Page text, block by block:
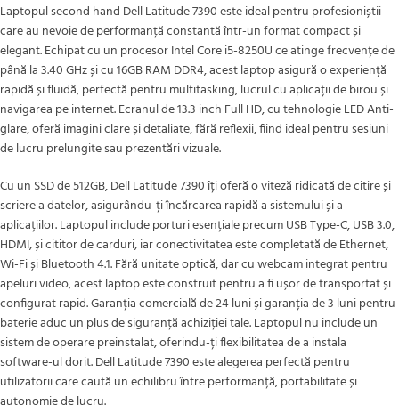
Laptopul second hand Dell Latitude 7390 este ideal pentru profesioniștii
care au nevoie de performanță constantă într-un format compact și
elegant. Echipat cu un procesor Intel Core i5-8250U ce atinge frecvențe de
până la 3.40 GHz și cu 16GB RAM DDR4, acest laptop asigură o experiență
rapidă și fluidă, perfectă pentru multitasking, lucrul cu aplicații de birou și
navigarea pe internet. Ecranul de 13.3 inch Full HD, cu tehnologie LED Anti-
glare, oferă imagini clare și detaliate, fără reflexii, fiind ideal pentru sesiuni
de lucru prelungite sau prezentări vizuale.
Cu un SSD de 512GB, Dell Latitude 7390 îți oferă o viteză ridicată de citire și
scriere a datelor, asigurându-ți încărcarea rapidă a sistemului și a
aplicațiilor. Laptopul include porturi esențiale precum USB Type-C, USB 3.0,
HDMI, și cititor de carduri, iar conectivitatea este completată de Ethernet,
Wi-Fi și Bluetooth 4.1. Fără unitate optică, dar cu webcam integrat pentru
apeluri video, acest laptop este construit pentru a fi ușor de transportat și
configurat rapid. Garanția comercială de 24 luni și garanția de 3 luni pentru
baterie aduc un plus de siguranță achiziției tale. Laptopul nu include un
sistem de operare preinstalat, oferindu-ți flexibilitatea de a instala
software-ul dorit. Dell Latitude 7390 este alegerea perfectă pentru
utilizatorii care caută un echilibru între performanță, portabilitate și
autonomie de lucru.